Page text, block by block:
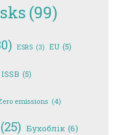
(99)
ESRS (3) EU (5)
ISSB (5)
emissions (4)
(25) Бухоблік (6)